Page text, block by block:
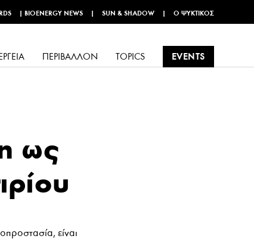
| BIOENERGY NEWS | SUN & SHADOW | Ο ΨΥΚΤΙΚΌΣ
ΠΕΡΙΒΆΛΛΟΝ TOPICS EVENTS
ως
είναι